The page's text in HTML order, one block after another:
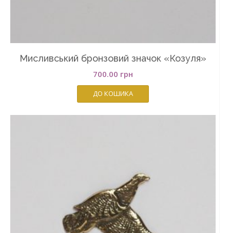
Мисливський бронзовий значок «Козуля»
700.00 грн
ДО КОШИКА